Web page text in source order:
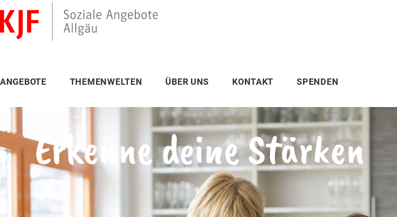
ANGEBOTE THEMENWELTEN ÜBER UNS KONTAKT SPENDEN
Erkenne deine Stärken